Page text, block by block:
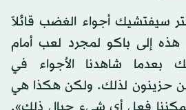
سيفتشيك أجواء الغضب قائلاً
إلى باكو لمجرد لعب أمام
بعدما شاهدنا الأجواء في
حزينون لذلك. ولكن هكذا هي